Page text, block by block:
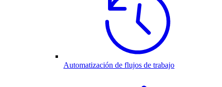
Automatización de flujos de trabajo